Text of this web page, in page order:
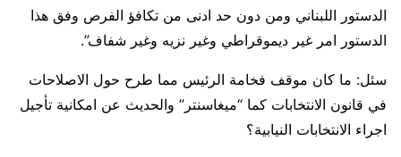
الدستور اللبناني ومن دون حد ادنى من تكافؤ الفرص وفق هذا
الدستور امر غير ديموقراطي وغير نزيه وغير شفاف”.
سئل: ما كان موقف فخامة الرئيس مما طرح حول الاصلاحات
في قانون الانتخابات كما “ميغاسنتر” والحديث عن امكانية تأجيل
اجراء الانتخابات النيابية؟